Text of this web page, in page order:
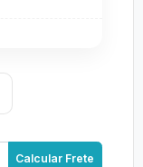
Calcular Frete